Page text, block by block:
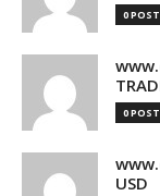
0
0
USD